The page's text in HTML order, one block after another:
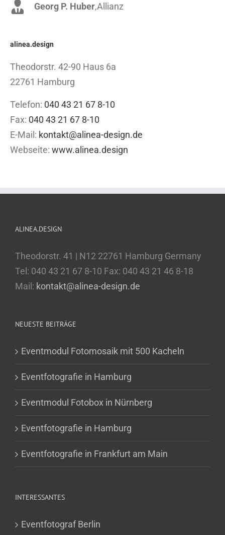
Georg P. Huber,Allianz
Luke Beck,Theme Fusion
alinea.design
Theodorstr. 42-90 Haus 6a
22761 Hamburg
Telefon: 040 43 21 67 8-10
Fax: 040 43 21 67 8-10
E-Mail: kontakt@alinea-design.de
Webseite: www.alinea.design
ALINEA.DESIGN
Theodorstr. 41 | N12 22761 Hamburg Germany
Tel: 040 43 21 67 8-10 Fax: 040 43 21 46 8-18
Mail: kontakt@alinea-design.de
NEUESTE BEITRÄGE
Eventmodul Fotomosaik mit 500 Kacheln
Eventfotografie in Hamburg
Eventmodul Fotobox in Nürnberg
Eventfotografie in Hamburg
Eventfotografie in Frankfurt am Main
INTERESSANTES
Eventfotograf Berlin